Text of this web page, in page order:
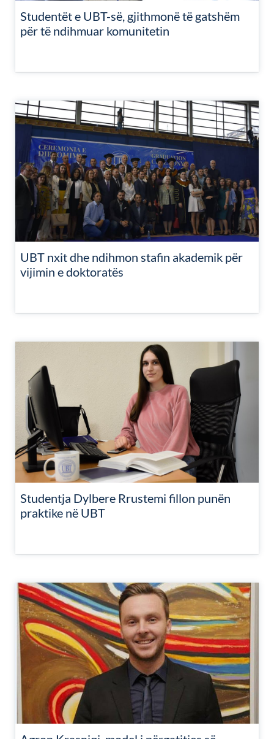
Studentët e UBT-së, gjithmonë të gatshëm
për të ndihmuar komunitetin
UBT nxit dhe ndihmon stafin akademik për
vijimin e doktoratës
Studentja Dylbere Rrustemi fillon punën
praktike në UBT